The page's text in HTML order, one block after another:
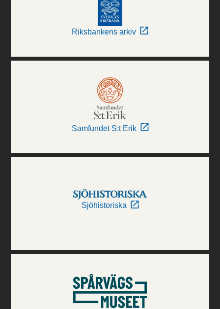
Riksbankens arkiv
Samfundet S:t Erik
Sjöhistoriska